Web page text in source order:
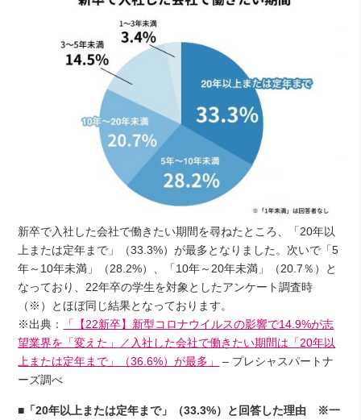
新卒で入社した会社で働きたい期間を尋ねたところ、「20年以
上または定年まで」（33.3%）が最多となりました。次いで「5
年～10年未満」（28.2%）、「10年～20年未満」（20.7％）と
なっており、22年卒の学生を対象としたアンケート調査時
（※）とほぼ同じ結果となっております。
※出典：​
「【22新卒】新型コロナウイルスの影響で14.9%が志
望業界を「変えた」／入社した会社で働きたい期間は「20年以
上または定年まで」（36.6%）が最多」
– プレシャスパートナ
ーズ調べ
■「20年以上または定年まで」（33.3%）と回答した理由 ※一